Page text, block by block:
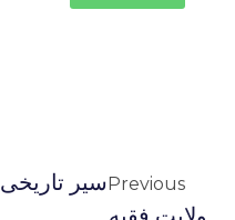
Previousسیر تاریخی